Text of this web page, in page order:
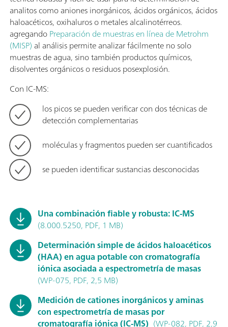
analitos como aniones inorgánicos, ácidos orgánicos, ácidos
haloacéticos, oxihaluros o metales alcalinotérreos.
agregandoPreparación de muestras en línea de Metrohm
(MISP) al análisis permite analizar fácilmente no solo
muestras de agua, sino también productos químicos,
disolventes orgánicos o residuos posexplosión.
Con IC-MS:
los picos se pueden verificar con dos técnicas de
detección complementarias
moléculas y fragmentos pueden ser cuantificados
se pueden identificar sustancias desconocidas
Una combinación fiable y robusta: IC-MS
(8.000.5250, PDF, 1 MB)
Determinación simple de ácidos haloacéticos
(HAA) en agua potable con cromatografía
iónica asociada a espectrometría de masas
(WP-075, PDF, 2,5 MB)
Medición de cationes inorgánicos y aminas
con espectrometría de masas por
cromatografía iónica (IC-MS) (WP-082, PDF, 2,9